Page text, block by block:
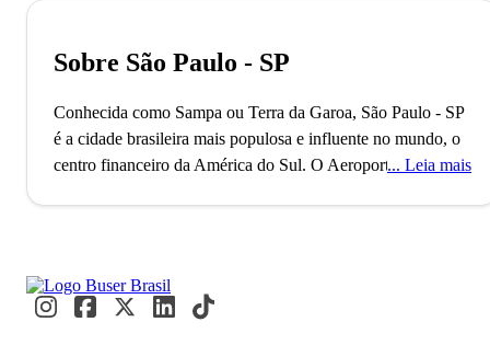
Sobre São Paulo - SP
Conhecida como Sampa ou Terra da Garoa, São Paulo - SP
é a cidade brasileira mais populosa e influente no mundo, o
centro financeiro da América do Sul. O Aeroporto de
eventos internacionais como a Bienal de Arte e a São Paulo
Fashion Week acontecem. Paulistanos e visitantes se
Leia mais